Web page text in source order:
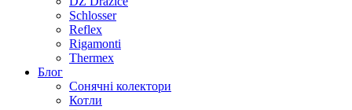
Schlosser
Reflex
Rigamonti
Thermex
Блог
Сонячні колектори
Котли